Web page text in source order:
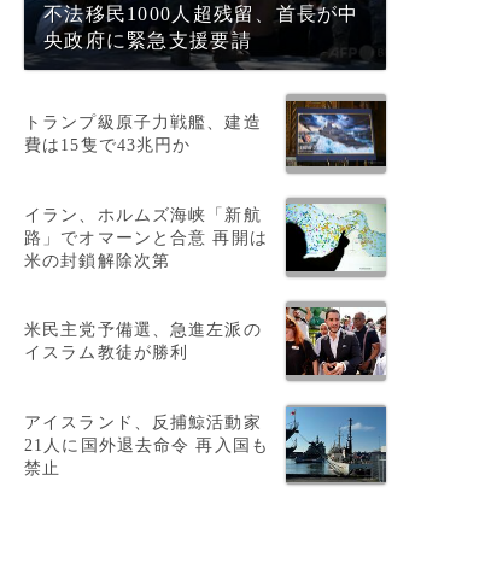
不法移民1000人超残留、首長が中
央政府に緊急支援要請
トランプ級原子力戦艦、建造
費は15隻で43兆円か
イラン、ホルムズ海峡「新航
路」でオマーンと合意 再開は
米の封鎖解除次第
米民主党予備選、急進左派の
イスラム教徒が勝利
アイスランド、反捕鯨活動家
21人に国外退去命令 再入国も
禁止